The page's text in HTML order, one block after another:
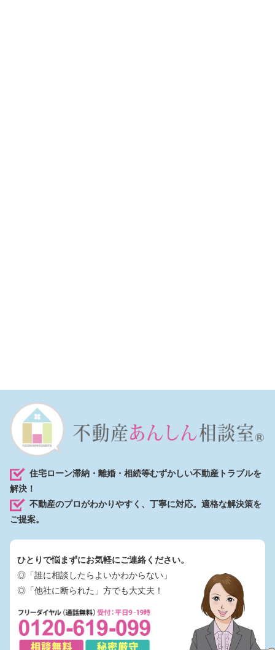
住宅ローン滞納・離婚・相続等むずかしい不動産トラブルを
解決！
不動産のプロがわかりやすく、丁寧に対応。適格な解決策を
ご提案。
ひとりで悩まずにお気軽にご連絡ください。
◎「誰に相談したらよいかわからない」
◎「他社に断られた」方でも大丈夫！